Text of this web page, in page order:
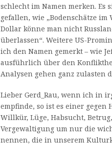
schlecht im Namen merken. Es
gefallen, wie „Bodenschätze
Dollar könne man nicht
überlassen“. Weitere US-
ich den Namen gemerkt – wie
ausführlich über den
Analysen gehen ganz zulasten
Lieber Gerd_Rau, wenn ich in
empfinde, so ist es einer gegen
Willkür, Lüge, Habsucht,
Vergewaltigung um nur die
nennen, die in unserem